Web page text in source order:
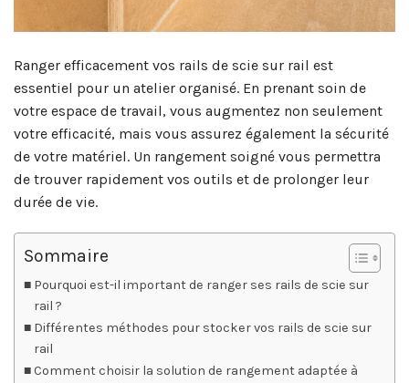
Ranger efficacement vos rails de scie sur rail est
essentiel pour un atelier organisé. En prenant soin de
votre espace de travail, vous augmentez non seulement
votre efficacité, mais vous assurez également la sécurité
de votre matériel. Un rangement soigné vous permettra
de trouver rapidement vos outils et de prolonger leur
durée de vie.
Sommaire
Pourquoi est-il important de ranger ses rails de scie sur
rail ?
Différentes méthodes pour stocker vos rails de scie sur
rail
Comment choisir la solution de rangement adaptée à